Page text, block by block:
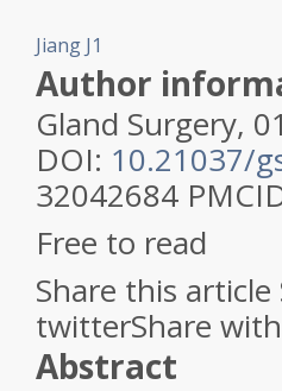
Jiang J1
Author
Gland Surgery,
DOI: 10.21037/
32042684
Free to read
Share this
twitterShare
Abstract